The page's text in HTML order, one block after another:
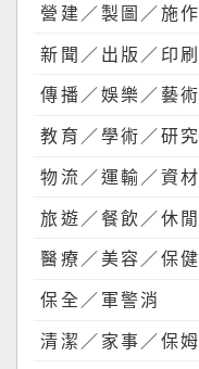
營建／製圖／施作
新聞／出版／印刷
傳播／娛樂／藝術
教育／學術／研究
物流／運輸／資材
旅遊／餐飲／休閒
醫療／美容／保健
保全／軍警消
清潔／家事／保姆